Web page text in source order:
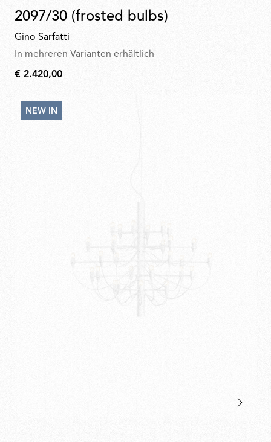
2097/30 (frosted bulbs)
Gino Sarfatti
In mehreren Varianten erhältlich
€
€ 2.420,00
NEW IN